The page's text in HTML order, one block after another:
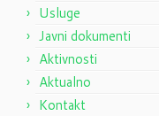
Usluge
Javni dokumenti
Aktivnosti
Aktualno
Kontakt